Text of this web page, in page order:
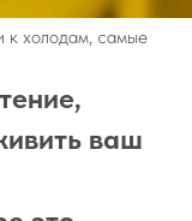
к холодам, самые
ваш